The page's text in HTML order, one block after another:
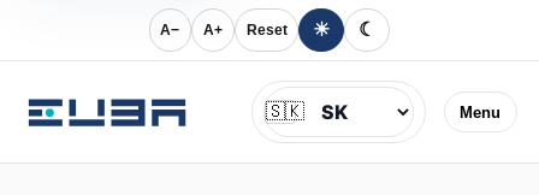
A− A+ Reset ☀ ☾
Menu
Jazyk
🇸🇰